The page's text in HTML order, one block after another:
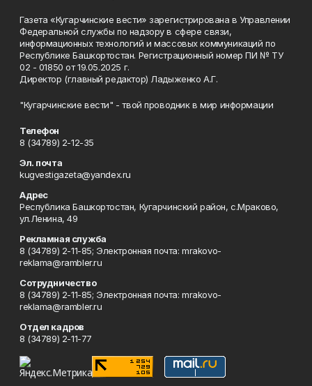
Газета «Кугарчинские вести» зарегистрирована в Управлении
Федеральной службы по надзору в сфере связи,
информационных технологий и массовых коммуникаций по
Республике Башкортостан. Регистрационный номер ПИ № ТУ
02 - 01850 от 19.05.2025 г.
Директор (главный редактор) Ладыженко А.Г.
"Кугарчинские вести" - твой проводник в мир информации
Телефон
8 (34789) 2-12-35
Эл. почта
kugvestigazeta@yandex.ru
Адрес
Республика Башкортостан, Кугарчинский район, с.Мраково,
ул.Ленина, 49
Рекламная служба
8 (34789) 2-11-85; Электронная почта: mrakovo-
reklama@rambler.ru
Сотрудничество
8 (34789) 2-11-85; Электронная почта: mrakovo-
reklama@rambler.ru
Отдел кадров
8 (34789) 2-11-77